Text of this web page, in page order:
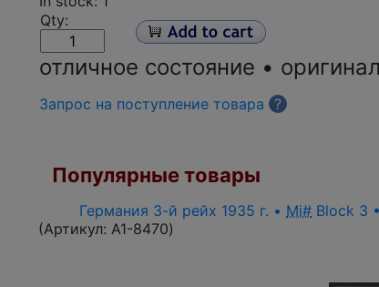
Qty:
отличное состояние •
Запрос на поступление товара ?
Популярные товары
Германия 3-й рейх 1935 г. • Mi# Block 3
(Артикул: A1-8470)